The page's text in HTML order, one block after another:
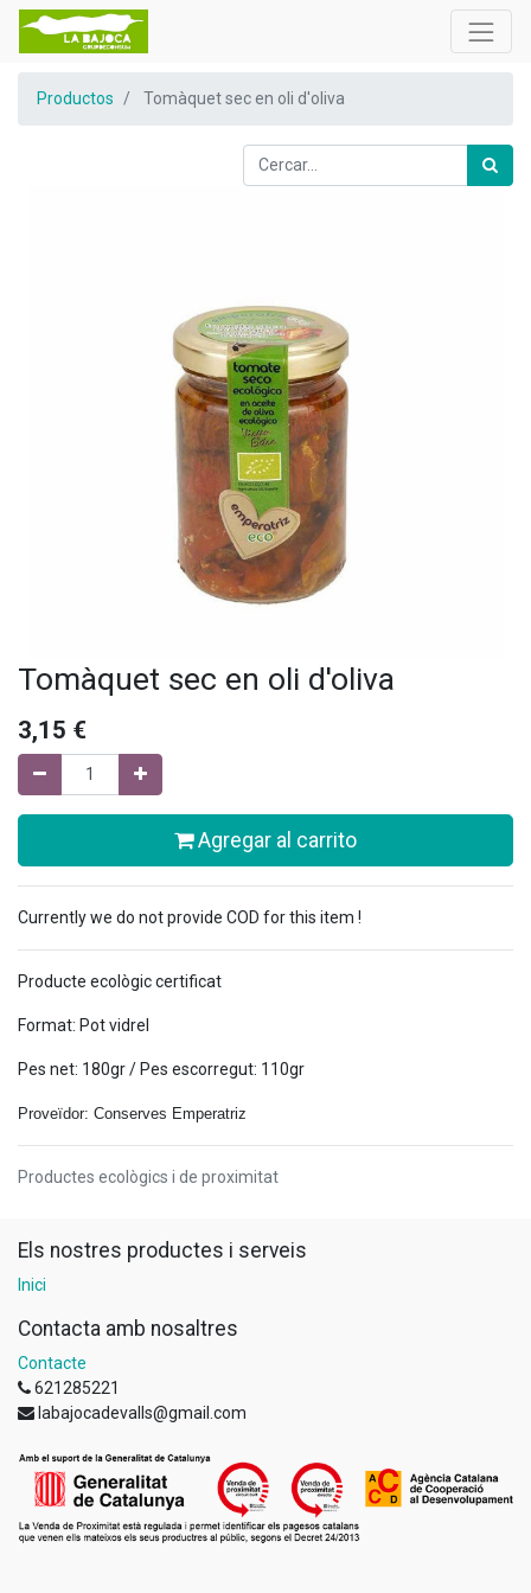
Productos Tomàquet sec en oli d'oliva
Tomàquet sec en oli d'oliva
3,15 €
Agregar al carrito
Currently we do not provide COD for this item !
Producte ecològic certificat
Format: Pot vidrel
Pes net: 180gr / Pes escorregut: 110gr
Proveïdor: Conserves Emperatriz
Productes ecològics i de proximitat
Els nostres productes i serveis
Inici
Contacta amb nosaltres
Contacte
621285221
labajocadevalls@gmail.com